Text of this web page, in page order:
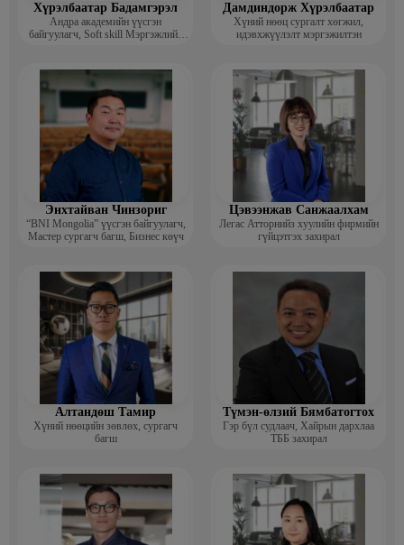
Хүрэлбаатар Бадамгэрэл
Андра академийн үүсгэн
байгуулагч, Soft skill Мэргэжлийн
Дамдиндорж Хүрэлбаатар
Хүний нөөц сургалт хөгжил,
идэвхжүүлэлт мэргэжилтэн
Энхтайван Чинзориг
“BNI Mongolia” үүсгэн байгуулагч,
Мастер сургагч багш, Бизнес көүч
Цэвээнжав Санжаалхам
Легас Атторнийз хуулийн фирмийн
гүйцэтгэх захирал
Алтандөш Тамир
Хүний нөөцийн зөвлөх, сургагч
багш
Түмэн-өлзий Бямбатогтох
Гэр бүл судлаач, Хайрын дархлаа
ТББ захирал